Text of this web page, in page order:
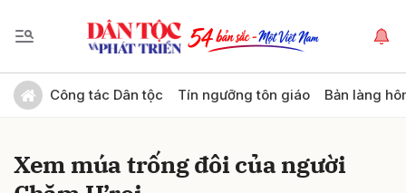
Công tác Dân tộc Tín ngưỡng tôn giáo Bản làng
Xem múa trống đôi của người
Gửi bình luận